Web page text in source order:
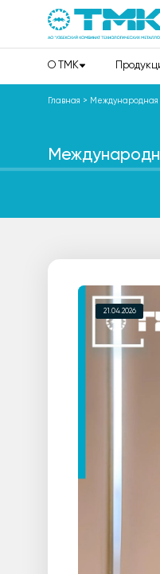
О TMK
Главная > Международная
21.04.2026